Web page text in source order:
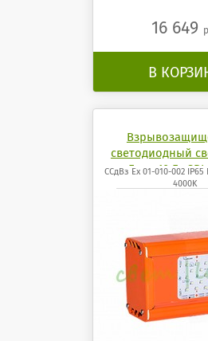
16 649
В
светодиодный
Бриз 10 Ех
ССдВз Ех 01-010-002 IP65
4000K